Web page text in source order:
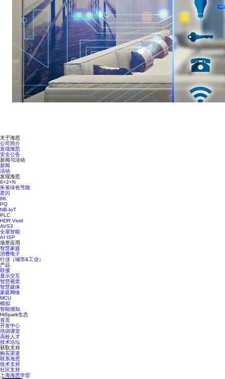
关于海思
公司简介
发现海思
安全公告
新闻与活动
新闻
活动
发现海思
6+2+N
朱雀绿色节能
星闪
8K
PQ
NB-IoT
PLC
HDR Vivid
AVS3
全屋智能
AI ISP
场景应用
智慧家庭
消费电子
行业（城市&工业）
产品
联接
显示交互
智慧视觉
智慧媒体
家庭网络
MCU
模拟
智能感知
HiSpark生态
首页
开发中心
培训课堂
高校人才
技术论坛
获取支持
购买渠道
联系海思
技术支持
社区支持
上海海思学堂